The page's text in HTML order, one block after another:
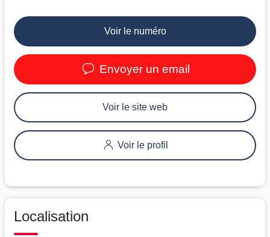
Voir le numéro
Envoyer un email
Voir le site web
Voir le profil
Localisation